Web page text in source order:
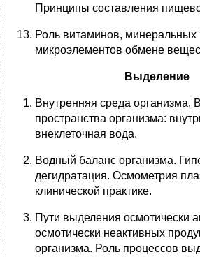
Принципы составления
Роль витаминов, минеральных
микроэлементов обмене
Выделение
Внутренняя среда организма.
пространства организма:
внеклеточная вода.
Водный баланс организма.
дегидратация. Осмометрия
клинической практике.
Пути выделения осмотически
осмотически неактивных
организма. Роль процессов